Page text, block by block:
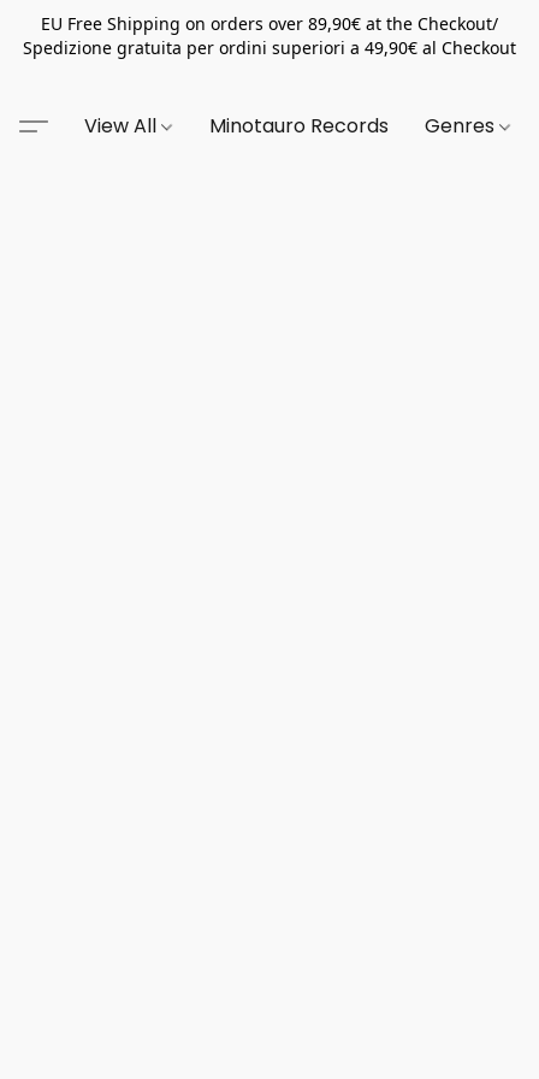
EU Free Shipping on orders over 89,90€ at the Checkout/
Spedizione gratuita per ordini superiori a 49,90€ al Checkout
View All Minotauro Records Genres